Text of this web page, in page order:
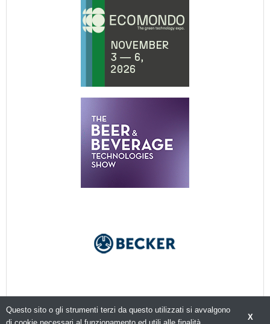
X
Questo sito o gli strumenti terzi da questo utilizzati si avvalgono